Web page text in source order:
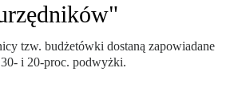
tzw. budżetówki dostaną zapowiadane
i 20-proc. podwyżki.